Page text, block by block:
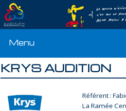
Menu
KRYS AUDITION
Référent :
La Ramée